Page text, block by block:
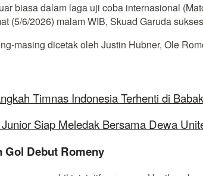
biasa dalam laga uji coba internasional
(5/6/2026) malam WIB, Skuad Garuda
masing dicetak oleh Justin Hubner, Ole
Timnas Indonesia Terhenti di
Siap Meledak Bersama Dewa
Gol Debut Romeny